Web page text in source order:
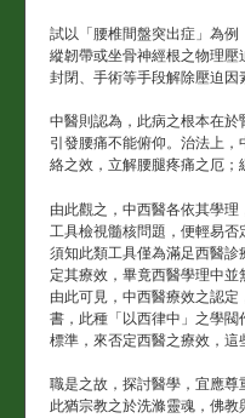
試以「腰椎間盤突出症」為
縱韌帶或坐骨神經根之物理壓
封閉、手術等手段解除壓迫因
中醫則認為，此病之根本在
引發腰痛不能俯仰。治法上
絡之效，立解腰腿疼痛之厄；
由此觀之，中西醫各依其學
工具檢視髓核問題，便輕易
須知此類工具僅為滿足西醫
定其療效，畢竟西醫學理中並
由此可見，中西醫療效之認
書，此種「以西律中」之學
標準，來否定西醫之療效，這
職是之故，探討醫學，宜應尊
此猶宗教之於洗滌靈魂，佛教